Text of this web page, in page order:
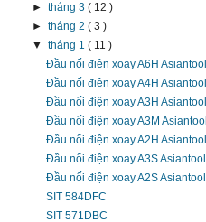
►tháng 3( 12 )
►tháng 2( 3 )
▼tháng 1( 11 )
Đầu nối điện xoay A6H Asiantool
Đầu nối điện xoay A4H Asiantool
Đầu nối điện xoay A3H Asiantool
Đầu nối điện xoay A3M Asiantool
Đầu nối điện xoay A2H Asiantool
Đầu nối điện xoay A3S Asiantool
Đầu nối điện xoay A2S Asiantool
SIT 584DFC
SIT 571DBC